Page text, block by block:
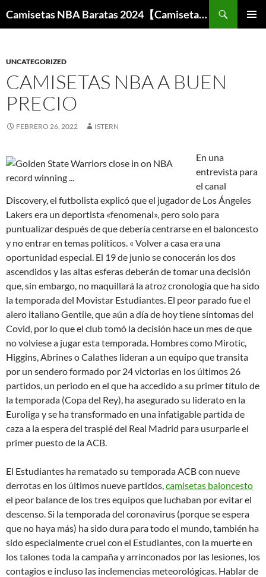
Camisetas NBA Baratas 2024【Camisetas Especiales Baloncesto】
UNCATEGORIZED
CAMISETAS NBA A BUEN
PRECIO
FEBRERO 26, 2022 ISTERN
En una
entrevista para
el canal
Discovery, el futbolista explicó que el jugador de Los Ángeles
Lakers era un deportista «fenomenal», pero solo para
puntualizar después de que debería centrarse en el baloncesto
y no entrar en temas políticos. « Volver a casa era una
oportunidad especial. El 19 de junio se conocerán los dos
ascendidos y las altas esferas deberán de tomar una decisión
que, sin embargo, no maquillará la atroz cronología que ha sido
la temporada del Movistar Estudiantes. El peor parado fue el
alero italiano Gentile, que aún a día de hoy tiene síntomas del
Covid, por lo que el club tomó la decisión hace un mes de que
no volviese a jugar esta temporada. Hombres como Mirotic,
Higgins, Abrines o Calathes lideran a un equipo que transita
por un sendero formado por 24 victorias en los últimos 26
partidos, un periodo en el que ha accedido a su primer título de
la temporada (Copa del Rey), ha asegurado su liderato en la
Euroliga y se ha transformado en una infatigable partida de
caza a la espera del traspié del Real Madrid para usurparle el
primer puesto de la ACB.
El Estudiantes ha rematado su temporada ACB con nueve
derrotas en los últimos nueve partidos,camisetas baloncesto
el peor balance de los tres equipos que luchaban por evitar el
descenso. Si la temporada del coronavirus (porque se espera
que no haya más) ha sido dura para todo el mundo, también ha
sido especialmente cruel con el Estudiantes, con la muerte en
los talones toda la campaña y arrinconados por las lesiones, los
contagios e incluso las inclemencias meteorológicas. Hablar de